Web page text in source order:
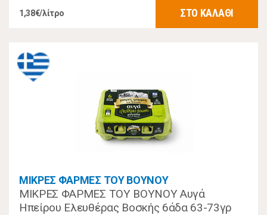
1,38€/λίτρο ΣΤΟ ΚΑΛΑΘΙ
ΜΙΚΡΕΣ ΦΑΡΜΕΣ ΤΟΥ ΒΟΥΝΟΥ
ΜΙΚΡΕΣ ΦΑΡΜΕΣ ΤΟΥ ΒΟΥΝΟΥ Αυγά
Ηπείρου Ελευθέρας Βοσκής 6άδα 63-73γρ